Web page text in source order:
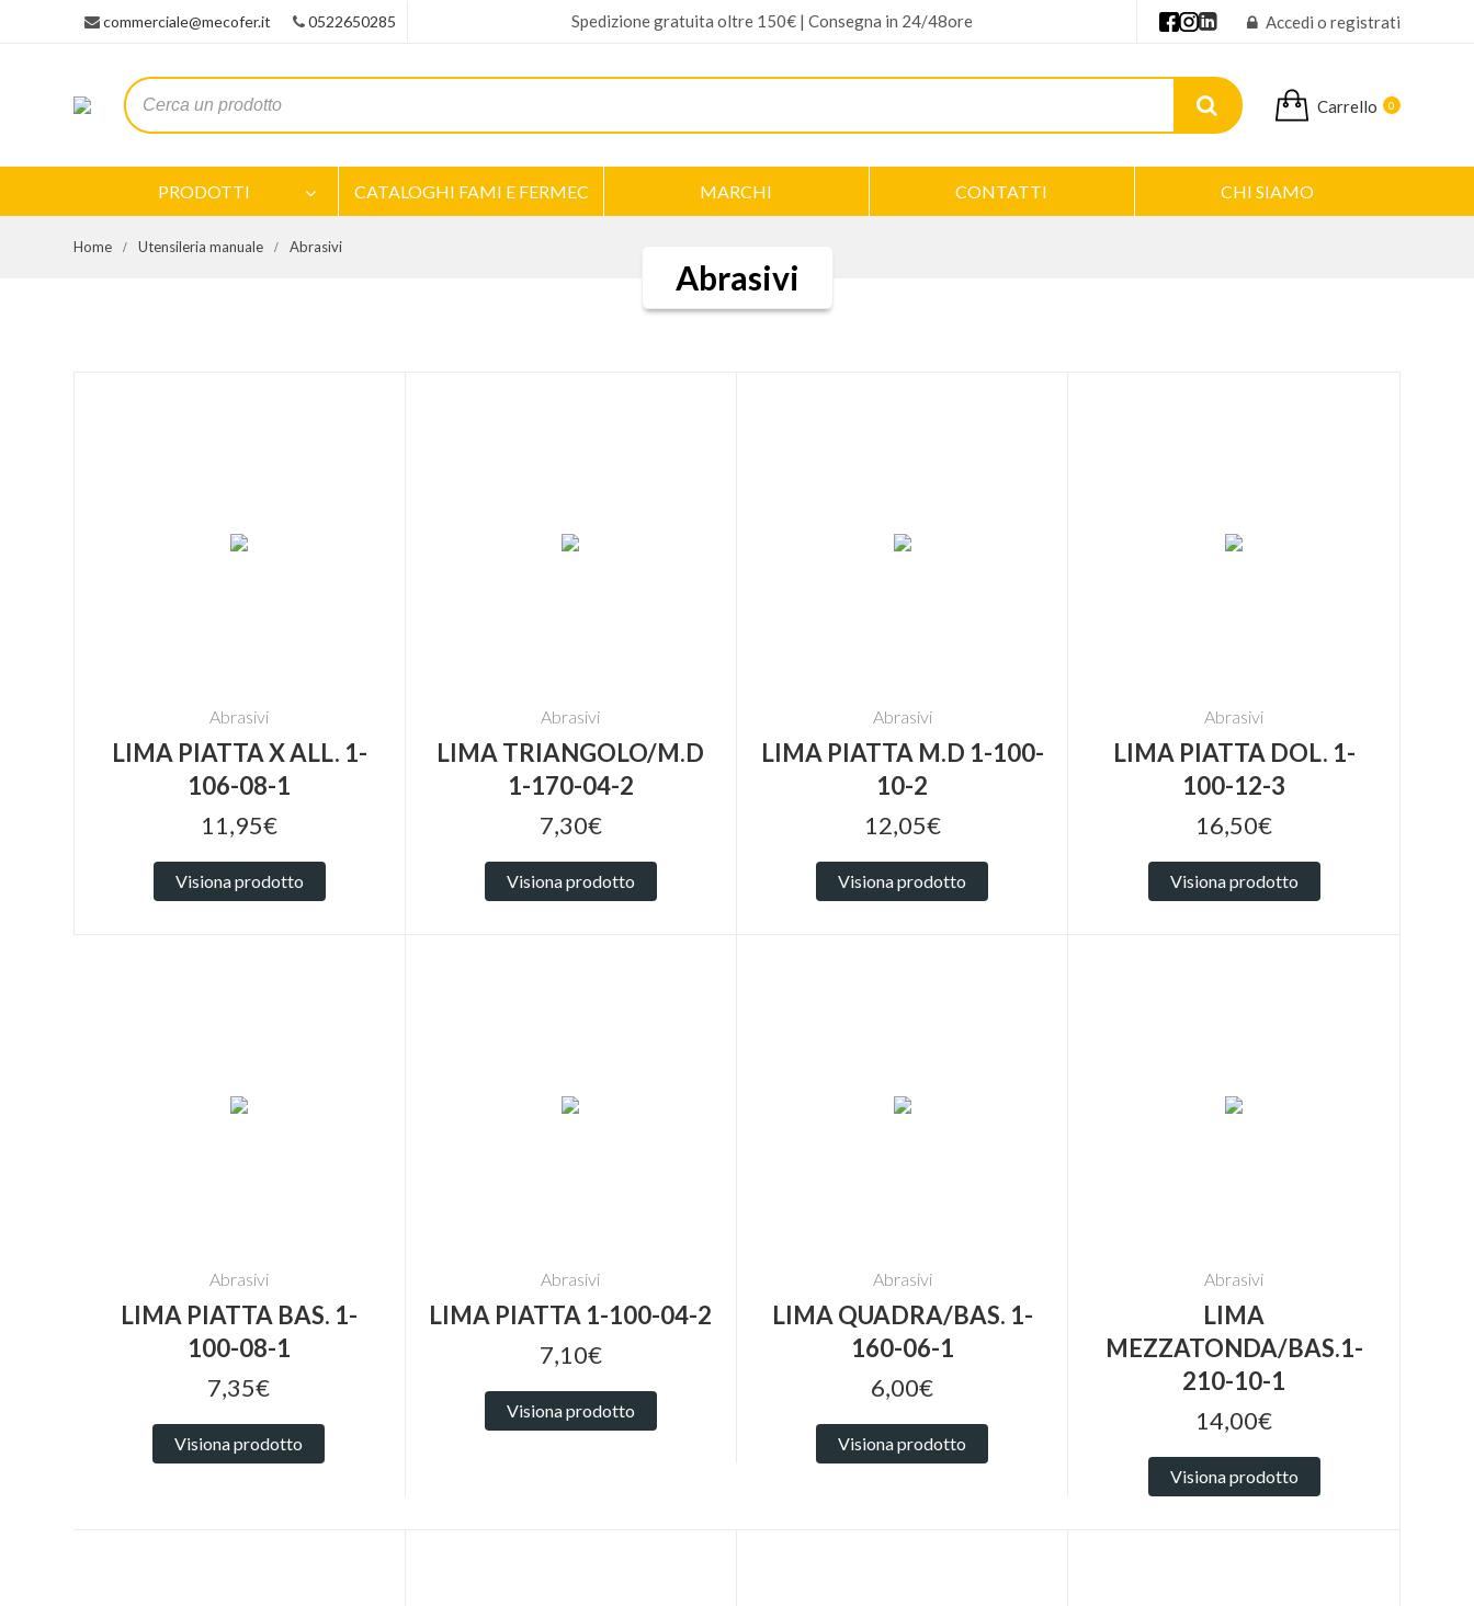
commerciale@mecofer.it 0522650285 Spedizione gratuita oltre 150€ | Consegna in 24/48ore Accedi o registrati
Carrello 0
PRODOTTI CATALOGHI FAMI E FERMEC MARCHI CONTATTI CHI SIAMO
Home Utensileria manuale Abrasivi
Abrasivi
Abrasivi
LIMA PIATTA X ALL. 1-
106-08-1
11,95€
Visiona prodotto
Abrasivi
LIMA TRIANGOLO/M.D
1-170-04-2
7,30€
Visiona prodotto
Abrasivi
LIMA PIATTA M.D 1-100-
10-2
12,05€
Visiona prodotto
Abrasivi
LIMA PIATTA DOL. 1-
100-12-3
16,50€
Visiona prodotto
Abrasivi
LIMA PIATTA BAS. 1-
100-08-1
7,35€
Visiona prodotto
Abrasivi
LIMA PIATTA 1-100-04-2
7,10€
Visiona prodotto
Abrasivi
LIMA QUADRA/BAS. 1-
160-06-1
6,00€
Visiona prodotto
Abrasivi
LIMA
MEZZATONDA/BAS.1-
210-10-1
14,00€
Visiona prodotto